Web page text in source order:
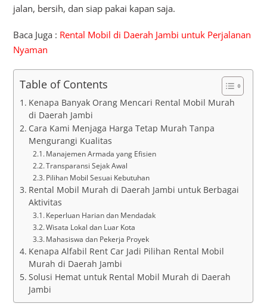
jalan, bersih, dan siap pakai kapan saja.
Baca Juga : Rental Mobil di Daerah Jambi untuk Perjalanan
Nyaman
Table of Contents
Kenapa Banyak Orang Mencari Rental Mobil Murah
di Daerah Jambi
Cara Kami Menjaga Harga Tetap Murah Tanpa
Mengurangi Kualitas
Manajemen Armada yang Efisien
Transparansi Sejak Awal
Pilihan Mobil Sesuai Kebutuhan
Rental Mobil Murah di Daerah Jambi untuk Berbagai
Aktivitas
Keperluan Harian dan Mendadak
Wisata Lokal dan Luar Kota
Mahasiswa dan Pekerja Proyek
Kenapa Alfabil Rent Car Jadi Pilihan Rental Mobil
Murah di Daerah Jambi
Solusi Hemat untuk Rental Mobil Murah di Daerah
Jambi